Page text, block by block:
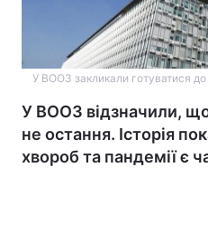
У ВООЗ закликали готуватися до
У ВООЗ відзначили,
не остання. Історія
хвороб та пандемії є